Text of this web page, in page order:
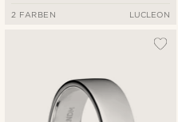
2 FARBEN LUCLEON